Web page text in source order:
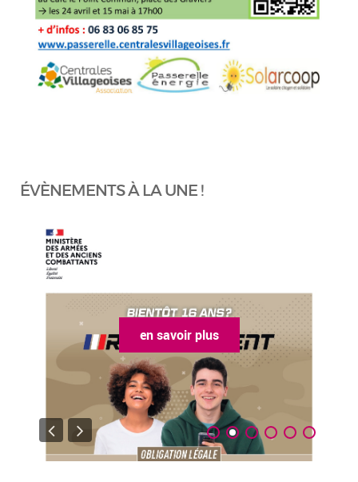
ÉVÈNEMENTS À LA UNE !
en savoir plus